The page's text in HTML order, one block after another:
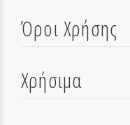
Όροι Χρήσης
Χρήσιμα